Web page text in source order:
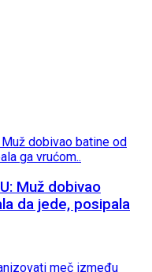
Muž dobivao
da jede, posipala